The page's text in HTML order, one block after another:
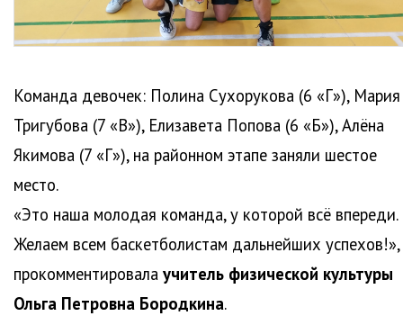
Команда девочек: Полина Сухорукова (6 «Г»), Мария
Тригубова (7 «В»), Елизавета Попова (6 «Б»), Алёна
Якимова (7 «Г»), на районном этапе заняли шестое
место.
«Это наша молодая команда, у которой всё впереди.
Желаем всем баскетболистам дальнейших
прокомментировала учитель физической культуры
Ольга Петровна Бородкина.